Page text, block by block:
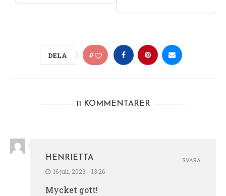
DELA 0
11 KOMMENTARER
HENRIETTA
16 juli, 2023 - 13:26
Mycket gott!
SVARA